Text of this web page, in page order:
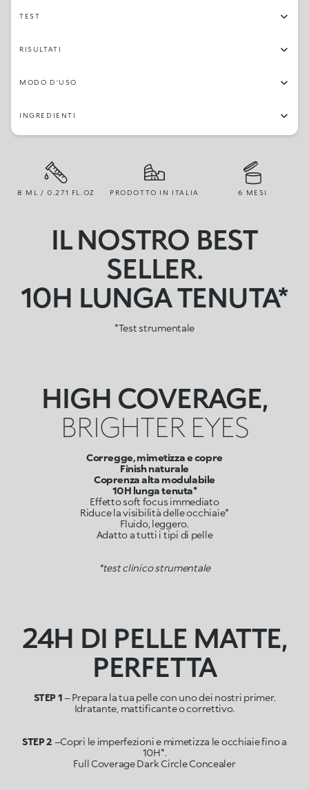
TEST
RISULTATI
MODO D'USO
INGREDIENTI
8 ML / 0.271 FL.OZ PRODOTTO IN ITALIA 6 MESI
IL NOSTRO BEST
SELLER.
10H LUNGA TENUTA*
*Test strumentale
HIGH COVERAGE,
BRIGHTER EYES
Corregge, mimetizza e copre
Finish naturale
Coprenza alta modulabile
10H lunga tenuta*
Effetto soft focus immediato
Riduce la visibilità delle occhiaie*
Fluido, leggero.
Adatto a tutti i tipi di pelle
*test clinico strumentale
24H DI PELLE MATTE,
PERFETTA
STEP 1– Prepara la tua pelle con uno dei nostri primer.
STEP 2 –Copri le imperfezioni e mimetizza le occhiaie fino a
10H*.
Full Coverage Dark Circle Concealer